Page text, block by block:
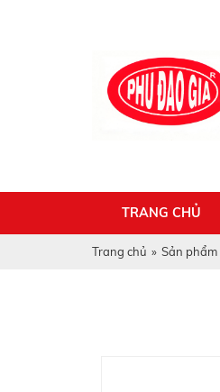
TRANG CHỦ
Trang chủ » Sản phẩm